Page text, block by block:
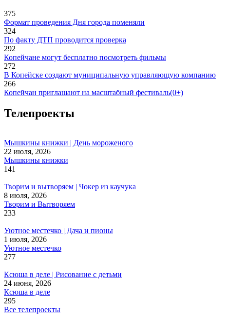
375
Формат проведения Дня города поменяли
324
По факту ДТП проводится проверка
292
Копейчане могут бесплатно посмотреть фильмы
272
В Копейске создают муниципальную управляющую компанию
266
Копейчан приглашают на масштабный фестиваль(0+)
Телепроекты
Мышкины книжки | День мороженого
22 июля, 2026
Мышкины книжки
141
Творим и вытворяем | Чокер из каучука
8 июля, 2026
Творим и Вытворяем
233
Уютное местечко | Дача и пионы
1 июля, 2026
Уютное местечко
277
Ксюша в деле | Рисование с детьми
24 июня, 2026
Ксюша в деле
295
Все телепроекты